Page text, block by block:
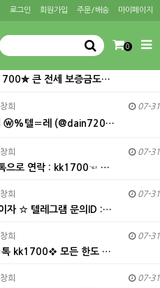
로그인 회원가입 주문/배송 마이페이지
0
큰 전세 보증금도…
희 07-31
ⓦ%텔〓레 (@dain720…
희 07-31
으로 연락 : kk1700☜ …
희 07-31
자 ☆ 텔레그램 문의ID :…
희 07-31
톡 kk1700❖ 모든 한도 …
희 07-31